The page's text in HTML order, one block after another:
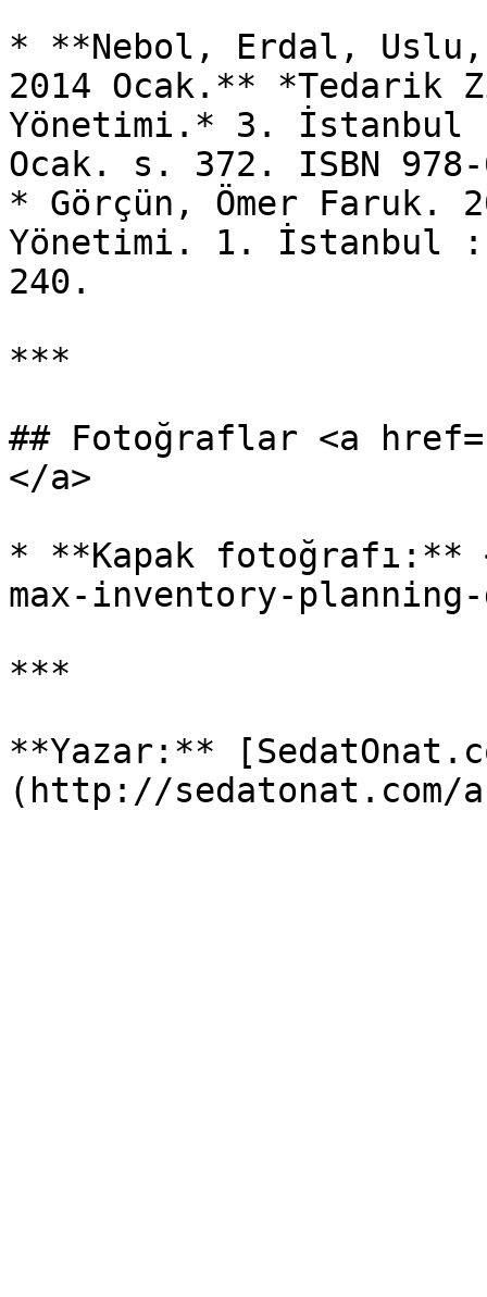
* **Nebol, Erdal,
2014 Ocak.**
Yönetimi.* 3. İstanbul :
Ocak. s. 372. ISBN
* Görçün, Ömer Faruk.
Yönetimi. 1. İstanbul :
240.
***
## Fotoğraflar <a
</a>
* **Kapak fotoğrafı:**
max-inventory-
***
**Yazar:**